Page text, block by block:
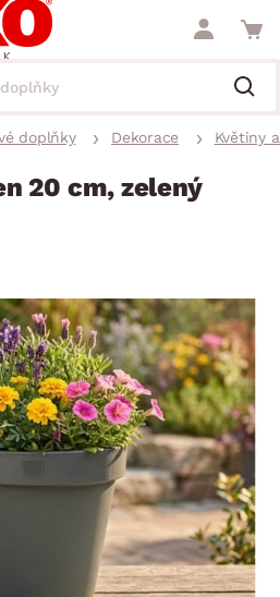
doplňky Dekorace Květiny
20 cm, zelený